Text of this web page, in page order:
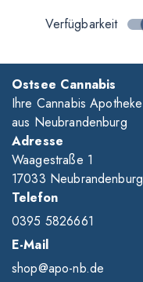
Verfügbarkeit
Ostsee Cannabis
Ihre Cannabis Apotheke
aus Neubrandenburg
Adresse
Waagestraße 1
17033 Neubrandenburg
Telefon
0395 5826661
E-Mail
shop@apo-nb.de